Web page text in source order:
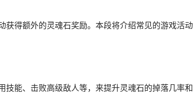
得额外的灵魂石奖励。本段将介绍常见的游戏活
技能、击败高级敌人等，来提升灵魂石的掉落几率